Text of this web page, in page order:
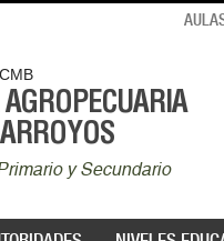
y Secundario